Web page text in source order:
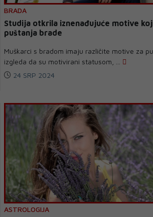
BRADA
Studija otkrila iznenađujuće motive
puštanja brade
Muškarci s bradom imaju različite motive za
izgleda da su motivirani statusom, ...
24 SRP 2024
ASTROLOGIJA